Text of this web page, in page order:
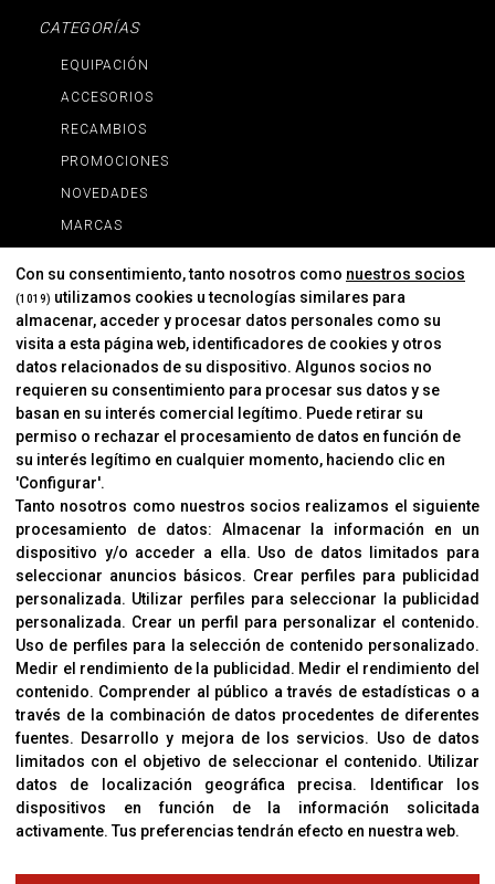
CATEGORÍAS
EQUIPACIÓN
ACCESORIOS
RECAMBIOS
PROMOCIONES
NOVEDADES
MARCAS
INFORMACIÓN
Contacto
Cambios Y Devoluciones
CORVER
Aviso Legal
Sobre Nosotros
Cookies
Política De Privacidad
OFICINAS
C/ Coneixement 5, 08850
Gavà (Barcelona)
CONTACTO
T. (+34) 93 638 38 60
Email: corver@corver.es
Con su consentimiento, tanto nosotros como nuestros socios
(1019) utilizamos cookies u tecnologías similares para
almacenar, acceder y procesar datos personales como su
visita a esta página web, identificadores de cookies y otros
datos relacionados de su dispositivo. Algunos socios no
requieren su consentimiento para procesar sus datos y se
basan en su interés comercial legítimo. Puede retirar su
permiso o rechazar el procesamiento de datos en función de
su interés legítimo en cualquier momento, haciendo clic en
'Configurar'.
Tanto nosotros como nuestros socios realizamos el siguiente
procesamiento de datos: Almacenar la información en un
dispositivo y/o acceder a ella. Uso de datos limitados para
seleccionar anuncios básicos. Crear perfiles para publicidad
personalizada. Utilizar perfiles para seleccionar la publicidad
personalizada. Crear un perfil para personalizar el contenido.
Uso de perfiles para la selección de contenido personalizado.
Medir el rendimiento de la publicidad . Medir el rendimiento del
contenido. Comprender al público a través de estadísticas o a
través de la combinación de datos procedentes de diferentes
fuentes. Desarrollo y mejora de los servicios. Uso de datos
limitados con el objetivo de seleccionar el contenido. Utilizar
datos de localización geográfica precisa.
Identificar los
dispositivos en función de la información solicitada
activamente.Tus preferencias tendrán efecto en nuestra web.